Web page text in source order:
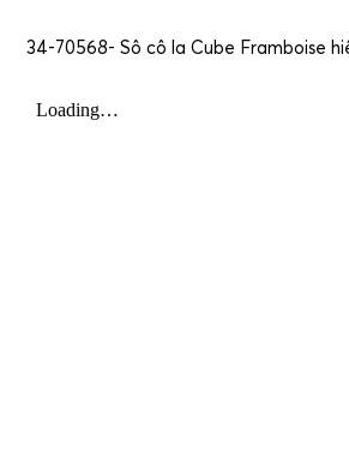
34-70568- Sô cô la Cube Framboise